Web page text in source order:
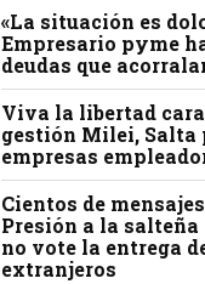
«La situación es
Empresario pyme
deudas que
Viva la libertad
gestión Milei, Salta
empresas
Cientos de
Presión a la
no vote la entrega
extranjeros